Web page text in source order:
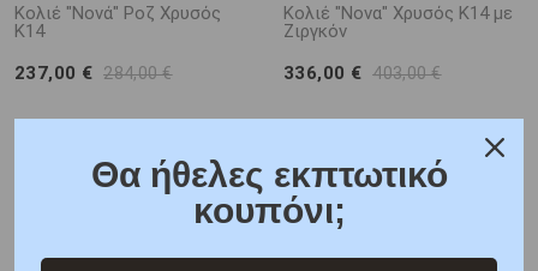
Κολιέ "Νονά" Ροζ Χρυσός
Κ14
237,00 € 284,00 €
Κολιέ "Νονα" Χρυσός Κ14 με
Ζιργκόν
336,00 € 403,00 €
Θα ήθελες εκπτωτικό
κουπόνι;